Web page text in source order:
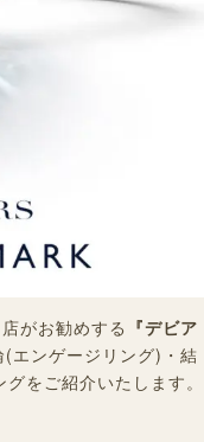
がお勧めする 『デビア
(エンゲージリング)・結
をご紹介いたします。